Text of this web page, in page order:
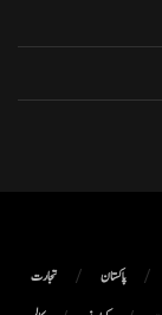
پاکستان
تجارت